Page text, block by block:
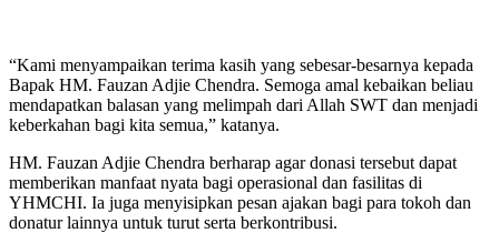
“Kami menyampaikan terima kasih yang sebesar-besarnya kepada
Bapak HM. Fauzan Adjie Chendra. Semoga amal kebaikan beliau
mendapatkan balasan yang melimpah dari Allah SWT dan menjadi
keberkahan bagi kita semua,” katanya.
HM. Fauzan Adjie Chendra berharap agar donasi tersebut dapat
memberikan manfaat nyata bagi operasional dan fasilitas di
YHMCHI. Ia juga menyisipkan pesan ajakan bagi para tokoh dan
donatur lainnya untuk turut serta berkontribusi.